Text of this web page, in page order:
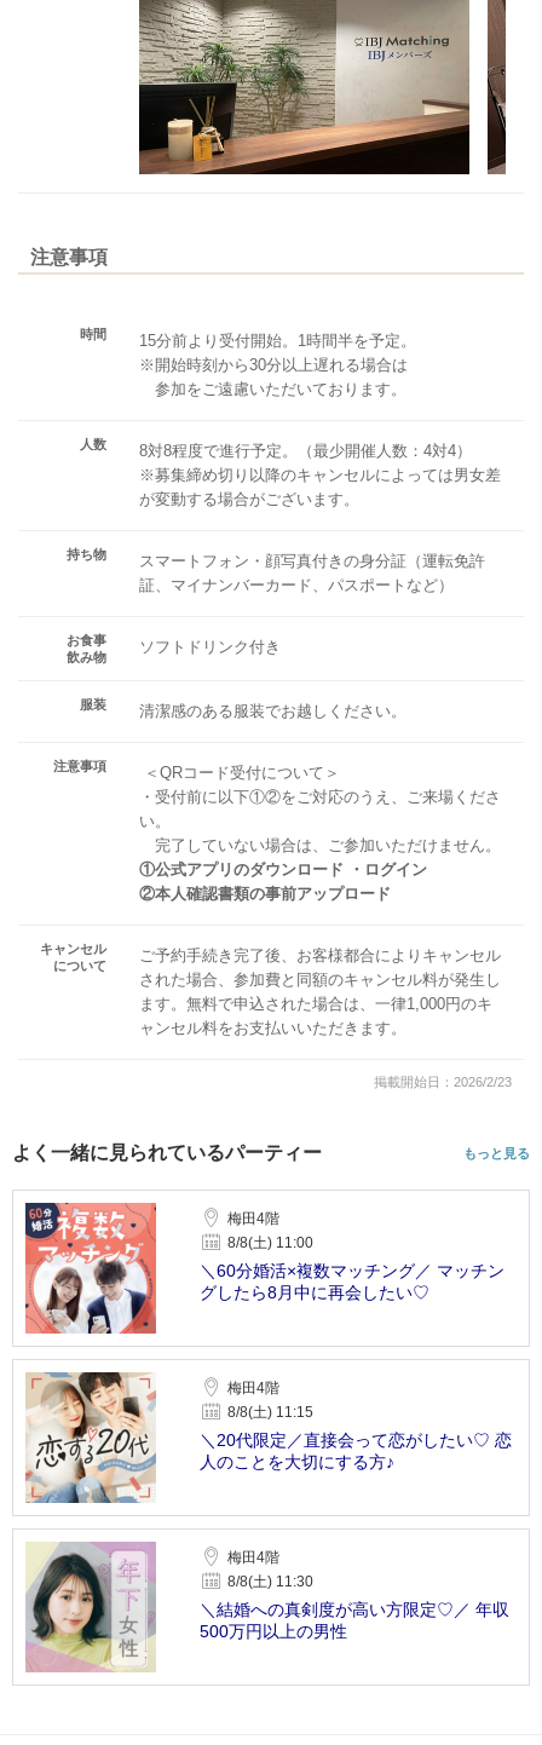
注意事項
時間
15分前より受付開始。1時間半を予定。
※開始時刻から30分以上遅れる場合は
参加をご遠慮いただいております。
人数
8対8程度で進行予定。（最少開催人数：4対4）
※募集締め切り以降のキャンセルによっては男女差
が変動する場合がございます。
持ち物
スマートフォン・顔写真付きの身分証（運転免許
証、マイナンバーカード、パスポートなど）
お食事
飲み物
ソフトドリンク付き
服装 清潔感のある服装でお越しください。
注意事項
＜QRコード受付について＞
・受付前に以下①②をご対応のうえ、ご来場くださ
い。
完了していない場合は、ご参加いただけません。
①公式アプリのダウンロード ・ログイン
②本人確認書類の事前アップロード
キャンセル
について
ご予約手続き完了後、お客様都合によりキャンセル
された場合、参加費と同額のキャンセル料が発生し
ます。無料で申込された場合は、一律1,000円のキ
ャンセル料をお支払いいただきます。
掲載開始日：2026/2/23
よく一緒に見られているパーティー もっと見る
梅田4階
8/8(土) 11:00
＼60分婚活×複数マッチング／ マッチン
グしたら8月中に再会したい♡
梅田4階
8/8(土) 11:15
＼20代限定／直接会って恋がしたい♡ 恋
人のことを大切にする方♪
梅田4階
8/8(土) 11:30
＼結婚への真剣度が高い方限定♡／ 年収
500万円以上の男性